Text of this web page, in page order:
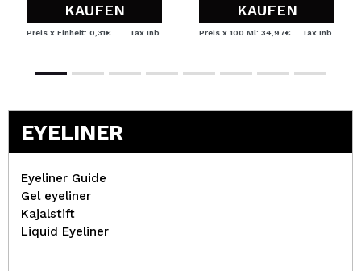
KAUFEN
Preis x Einheit: 0,31€ Tax Inb.
KAUFEN
Preis x 100 Ml: 34,97€ Tax Inb.
EYELINER
Eyeliner Guide
Gel eyeliner
Kajalstift
Liquid Eyeliner